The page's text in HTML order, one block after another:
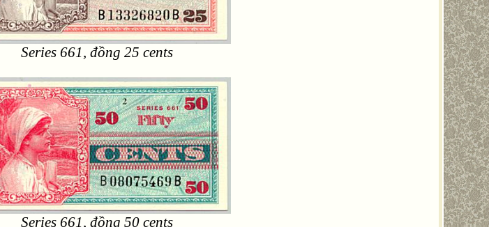
Series 661, đồng 25 cents
Series 661, đồng 50 cents